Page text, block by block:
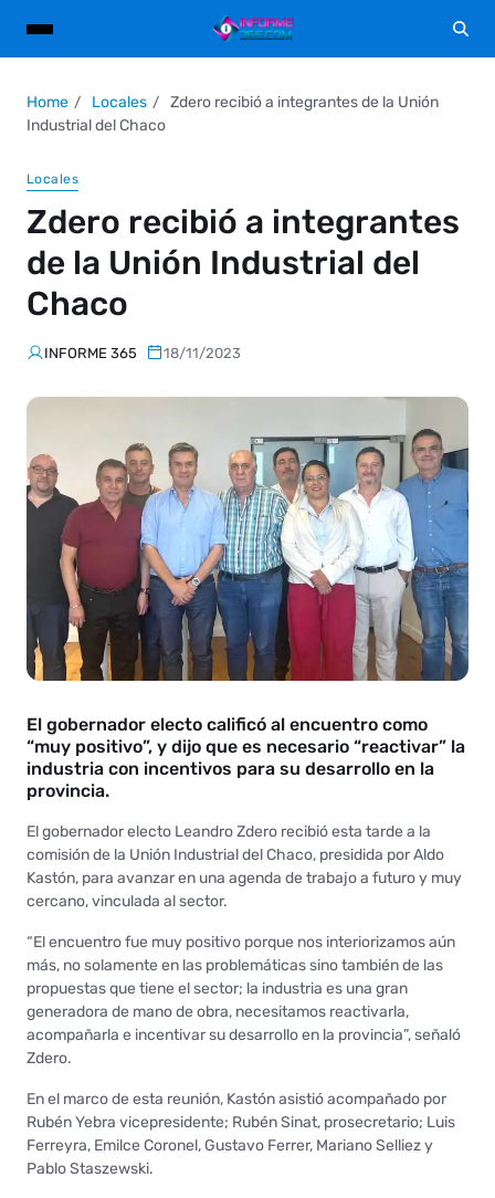
Home Locales
Zdero recibió a integrantes de la Unión
Industrial del Chaco
Locales
Zdero recibió a integrantes
de la Unión Industrial del
Chaco
INFORME 365 18/11/2023
El gobernador electo calificó al encuentro como
“muy positivo”, y dijo que es necesario “reactivar” la
industria con incentivos para su desarrollo en la
provincia.
El gobernador electo Leandro Zdero recibió esta tarde a la
comisión de la Unión Industrial del Chaco, presidida por Aldo
Kastón, para avanzar en una agenda de trabajo a futuro y muy
cercano, vinculada al sector.
“El encuentro fue muy positivo porque nos interiorizamos aún
más, no solamente en las problemáticas sino también de las
propuestas que tiene el sector; la industria es una gran
generadora de mano de obra, necesitamos reactivarla,
acompañarla e incentivar su desarrollo en la provincia”, señaló
Zdero.
En el marco de esta reunión, Kastón asistió acompañado por
Rubén Yebra vicepresidente; Rubén Sinat, prosecretario; Luis
Ferreyra, Emilce Coronel, Gustavo Ferrer, Mariano Selliez y
Pablo Staszewski.